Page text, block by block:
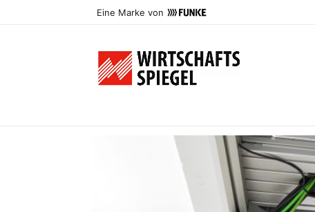
Eine Marke von